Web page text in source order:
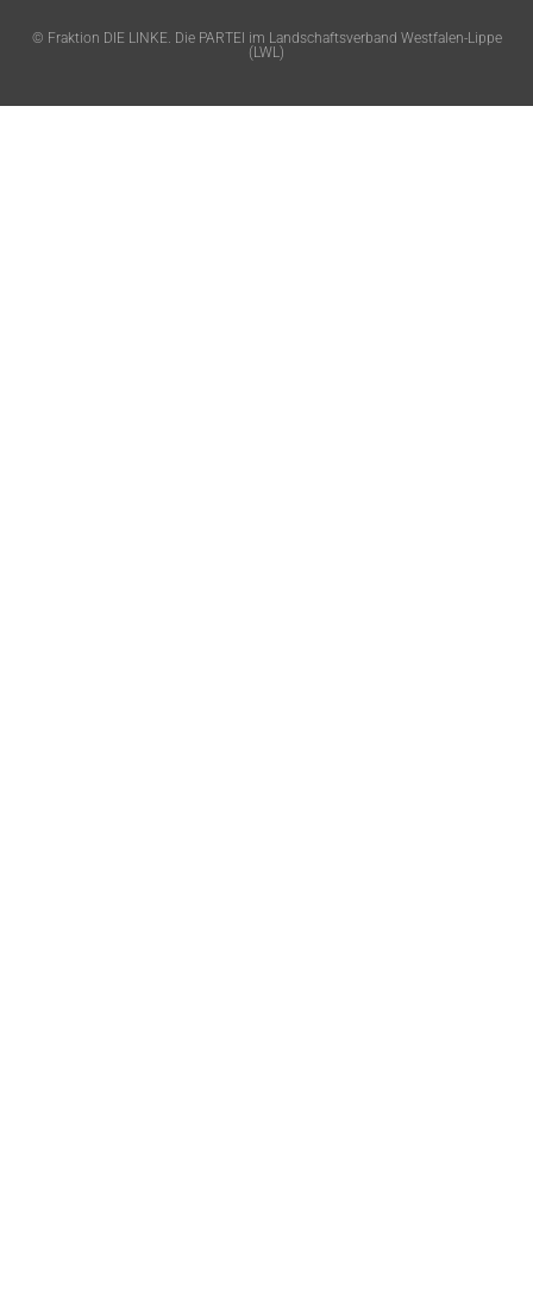
© Fraktion DIE LINKE. Die PARTEI im Landschaftsverband Westfalen-Lippe
(LWL)